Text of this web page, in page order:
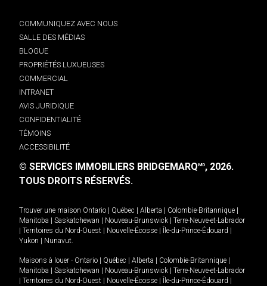
COMMUNIQUEZ AVEC NOUS
SALLE DES MÉDIAS
BLOGUE
PROPRIÉTÉS LUXUEUSES
COMMERCIAL
INTRANET
AVIS JURIDIQUE
CONFIDENTIALITÉ
TÉMOINS
ACCESSIBILITÉ
© SERVICES IMMOBILIERS BRIDGEMARQMD, 2026.
TOUS DROITS RÉSERVÉS.
Trouver une maison Ontario Québec Alberta Colombie-Britannique
Manitoba
Saskatchewan Nouveau-Brunswick
Terre-Neuve-et-Labrador
Territoires du Nord-Ouest Nouvelle-Écosse Île-du-Prince-Édouard
Yukon
Nunavut.
Maisons à louer - Ontario Québec Alberta Colombie-Britannique
Manitoba
Saskatchewan Nouveau-Brunswick
Terre-Neuve-et-Labrador
Territoires du Nord-Ouest Nouvelle-Écosse Île-du-Prince-Édouard